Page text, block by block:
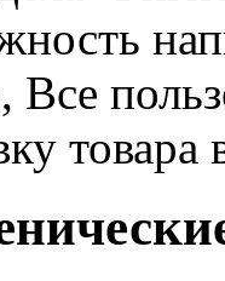
Все